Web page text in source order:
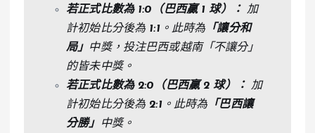
若正式比數為 1:0（巴西贏 1 球）：
加
計初始比分後為 1:1。此時為 「讓分和
局」 中獎，投注巴西或越南「不讓分」
的皆未中獎。
若正式比數為 2:0（巴西贏 2 球）：
加
計初始比分後為2:1。此時為 「巴西讓
分勝」
中獎。